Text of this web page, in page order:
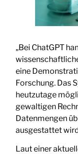
„Bei ChatGPT
eine
Forschung. Das
heutzutage
gewaltigen
Datenmengen
ausgestattet
Laut einer